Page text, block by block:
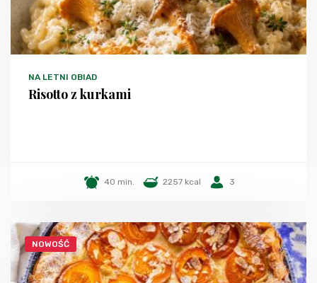
NA LETNI OBIAD
Risotto z kurkami
40 min. 2257 kcal 3
NOWOŚĆ